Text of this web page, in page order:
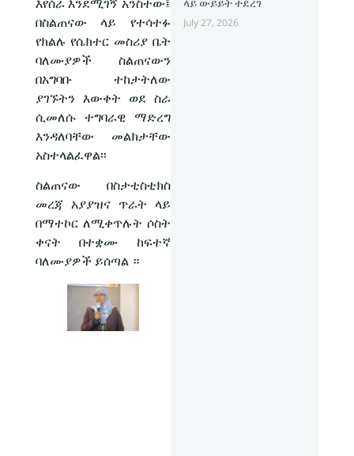
እየሰራ እንደሚገኝ አንስተው፤
በስልጠናው ላይ የተሳተፉ
የክልሉ የሴክተር መስሪያ ቤት
ባለሙያዎች ስልጠናውን
በአግባቡ ተከታትለው
ያገኙትን እውቀት ወደ ስራ
ሲመለሱ ተግባራዊ ማድረግ
እንዳለባቸው መልክታቸው
አስተላልፈዋል፡፡
ስልጠናው በስታቲስቲክስ
መረጃ አያያዝና ጥራት ላይ
በማተኮር ለሚቀጥሉት ሶስት
ቀናት በተቋሙ ከፍተኛ
ባለሙያዎች ይሰጣል ።
ላይ ውይይት ተደረገ
July 27, 2026